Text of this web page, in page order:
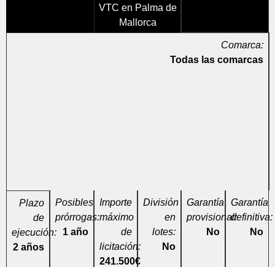
VTC en Palma de
Mallorca
Comarca:
Todas las comarcas
Plazo
de
ejecución:
2 años
Posibles
prórrogas:
1 año
Importe
máximo
de
licitación:
241.500€
División
en
lotes:
No
Garantía
provisional:
No
Garantía
definitiva:
No